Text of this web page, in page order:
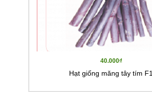
40.000₫
Hạt giống măng tây tím F1